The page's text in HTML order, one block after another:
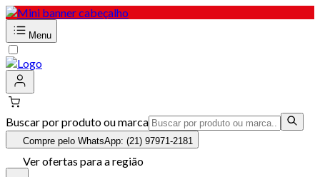
Menu
Buscar por produto ou marca
Compre pelo WhatsApp: (21) 97971-2181
Ver ofertas para a região